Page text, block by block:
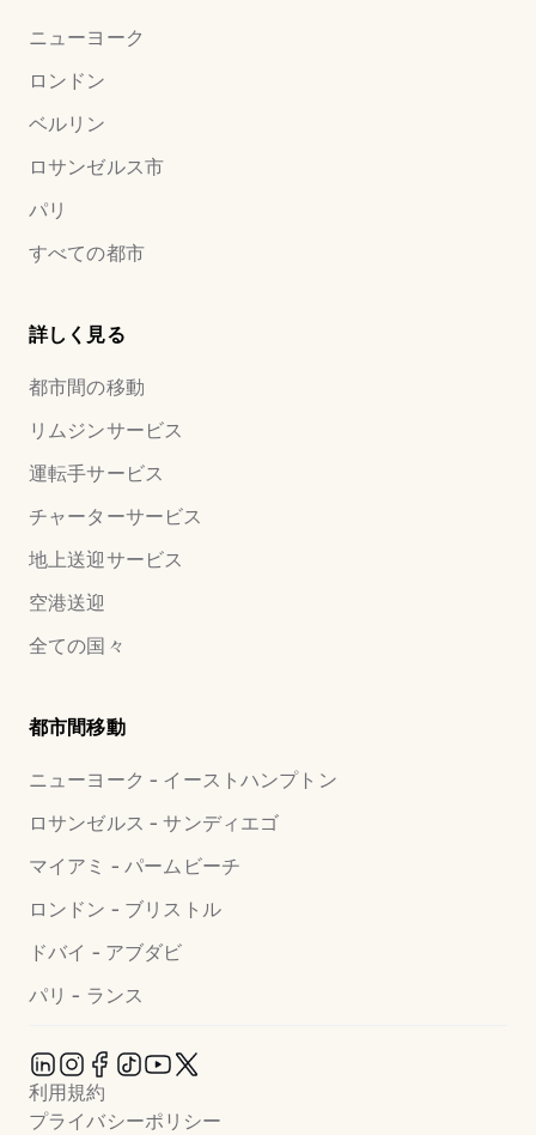
ニューヨーク
ロンドン
ベルリン
ロサンゼルス市
パリ
すべての都市
詳しく見る
都市間の移動
リムジンサービス
運転手サービス
チャーターサービス
地上送迎サービス
空港送迎
全ての国々
都市間移動
ニューヨーク - イーストハンプトン
ロサンゼルス - サンディエゴ
マイアミ - パームビーチ
ロンドン - ブリストル
ドバイ - アブダビ
パリ - ランス
利用規約
プライバシーポリシー